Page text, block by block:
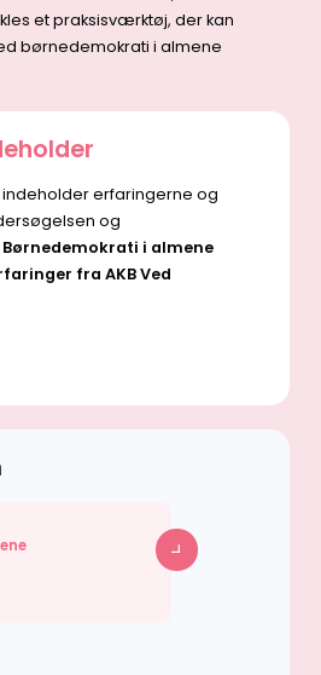
et praksisværktøj, der kan
børnedemokrati i almene
erfaringerne og
og
Børnedemokrati i almene
fra AKB Ved